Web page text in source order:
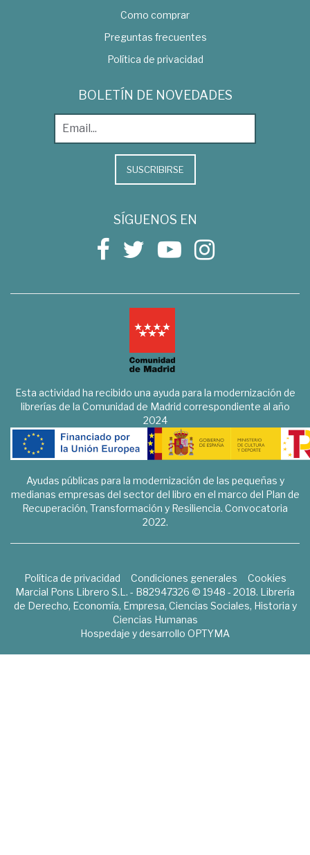
Como comprar
Preguntas frecuentes
Política de privacidad
BOLETÍN DE NOVEDADES
SUSCRIBIRSE
SÍGUENOS EN
Esta actividad ha recibido una ayuda para la modernización de
librerías de la Comunidad de Madrid correspondiente al año
2024
Ayudas públicas para la modernización de las pequeñas y
medianas empresas del sector del libro en el marco del Plan de
Recuperación, Transformación y Resiliencia. Convocatoria
2022.
Política de privacidad Condiciones generales
Cookies
Marcial Pons Librero S.L. - B82947326 © 1948 - 2018. Librería
de Derecho, Economía, Empresa, Ciencias Sociales, Historia y
Ciencias Humanas
Hospedaje y desarrollo OPTYMA